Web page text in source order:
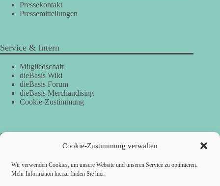
Cookie-Zustimmung verwalten
Wir verwenden Cookies, um unsere Website und unseren Service zu optimieren.
Mehr Information hierzu finden Sie hier:
Pressekontakt
Pressemitteilungen
Service & Intern
Mitgliedschaft
dieBasis Wiki
dieBasis Forum
dieBasis Merchandising
Cookie-Zustimmung
Spenden
Basisdemokratische Partei SV Köln